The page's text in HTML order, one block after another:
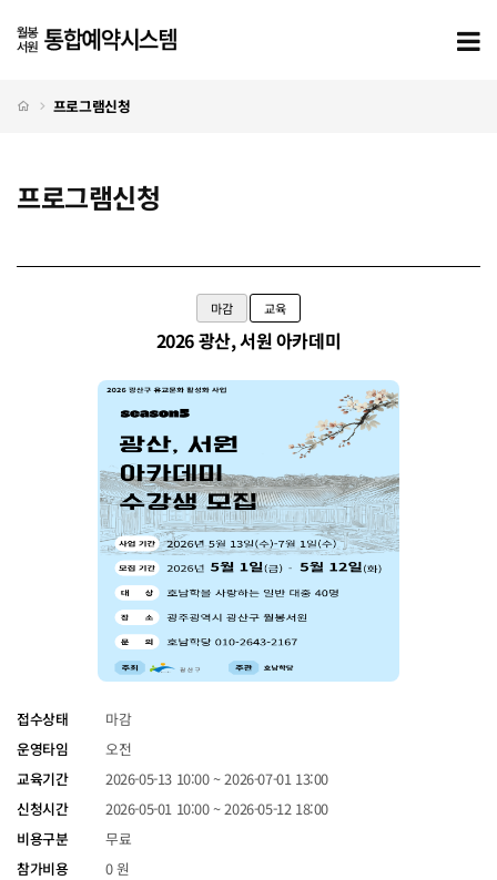
처음으로
프로그램신청
프로그램신청
마감 교육
2026 광산, 서원 아카데미
접수상태
마감
운영타임
오전
교육기간
2026-05-13 10:00 ~ 2026-07-01 13:00
신청시간
2026-05-01 10:00 ~ 2026-05-12 18:00
비용구분
무료
참가비용
0 원